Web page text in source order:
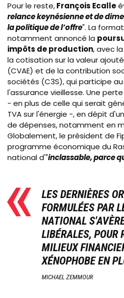
Pour le reste,François Ecalle
relance keynésienne et de
la politique de l’offre". La
notamment annoncé la
impôts de production,avec
la cotisation sur la valeur
(CVAE) et de la contribution
sociétés (C3S), quiparticipe
l'assurance vieillesse. Une
- en plus de celle qui serait
TVA sur l'énergie -, en dépit
de dépenses, notamment en
Globalement, le président de
programme économique du
national d'"inclassable, parce
LES DERNIÈRES
FORMULÉES PAR
NATIONAL
LIBÉRALES, POUR
MILIEUX
XÉNOPHOBE EN
MICHAEL ZEMMOUR